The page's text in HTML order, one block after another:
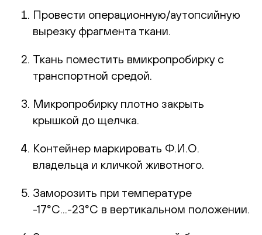
Провести операционную/аутопсийную
вырезку фрагмента ткани.
Ткань поместить вмикропробирку с
транспортной средой.
Микропробирку плотно закрыть
крышкой до щелчка.
Контейнер маркировать Ф.И.О.
владельца и кличкой животного.
Заморозить при температуре
-17°С...-23°С в вертикальном положении.